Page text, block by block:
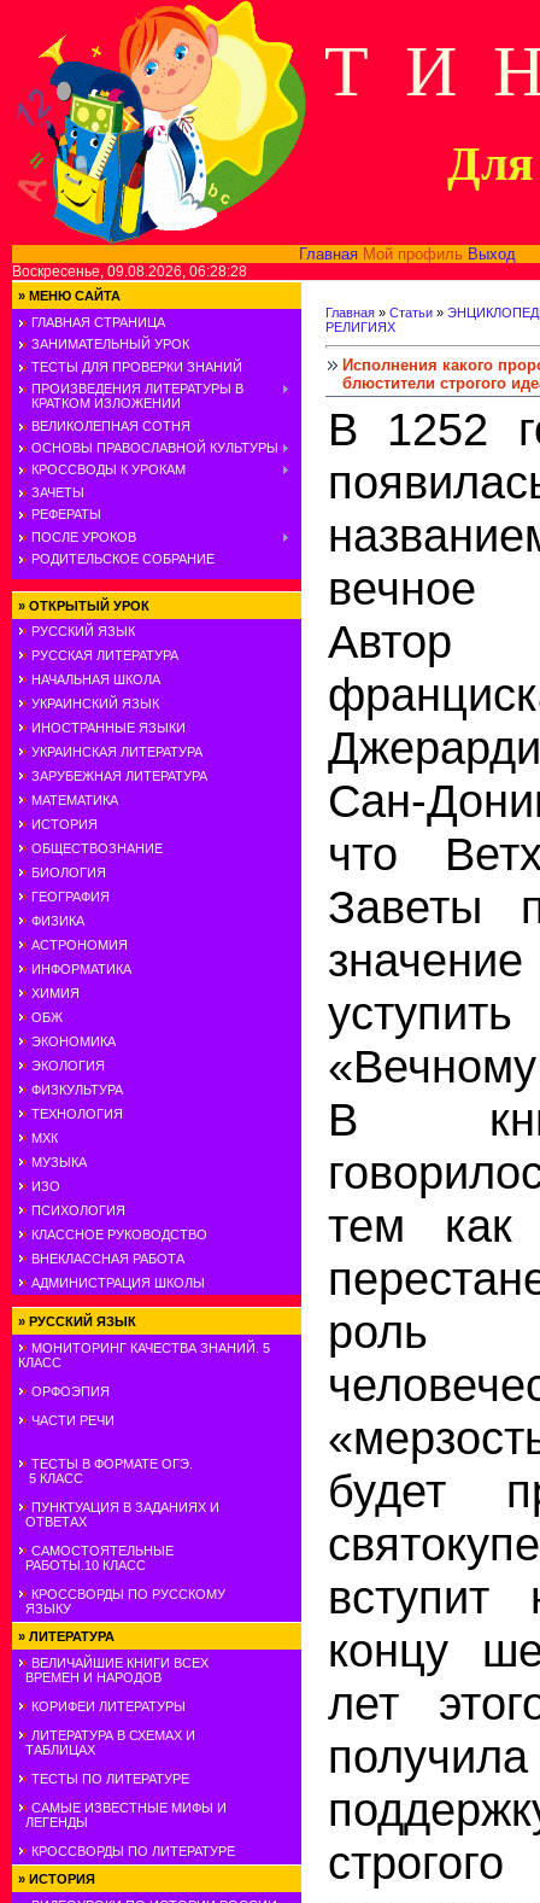
Т И
Для
Главная Мой профиль Выход
Воскресенье, 09.08.2026, 06:28:28
» МЕНЮ САЙТА
ГЛАВНАЯ СТРАНИЦА
ЗАНИМАТЕЛЬНЫЙ УРОК
ТЕСТЫ ДЛЯ ПРОВЕРКИ ЗНАНИЙ
ПРОИЗВЕДЕНИЯ ЛИТЕРАТУРЫ В
КРАТКОМ ИЗЛОЖЕНИИ
ВЕЛИКОЛЕПНАЯ СОТНЯ
ОСНОВЫ ПРАВОСЛАВНОЙ КУЛЬТУРЫ
КРОССВОДЫ К УРОКАМ
ЗАЧЕТЫ
РЕФЕРАТЫ
ПОСЛЕ УРОКОВ
РОДИТЕЛЬСКОЕ СОБРАНИЕ
» ОТКРЫТЫЙ УРОК
РУССКИЙ ЯЗЫК
РУССКАЯ ЛИТЕРАТУРА
НАЧАЛЬНАЯ ШКОЛА
УКРАИНСКИЙ ЯЗЫК
ИНОСТРАННЫЕ ЯЗЫКИ
УКРАИНСКАЯ ЛИТЕРАТУРА
ЗАРУБЕЖНАЯ ЛИТЕРАТУРА
МАТЕМАТИКА
ИСТОРИЯ
ОБЩЕСТВОЗНАНИЕ
БИОЛОГИЯ
ГЕОГРАФИЯ
ФИЗИКА
АСТРОНОМИЯ
ИНФОРМАТИКА
ХИМИЯ
ОБЖ
ЭКОНОМИКА
ЭКОЛОГИЯ
ФИЗКУЛЬТУРА
ТЕХНОЛОГИЯ
МХК
МУЗЫКА
ИЗО
ПСИХОЛОГИЯ
КЛАССНОЕ РУКОВОДСТВО
ВНЕКЛАССНАЯ РАБОТА
АДМИНИСТРАЦИЯ ШКОЛЫ
» РУССКИЙ ЯЗЫК
МОНИТОРИНГ КАЧЕСТВА ЗНАНИЙ. 5
КЛАСС
ОРФОЭПИЯ
ЧАСТИ РЕЧИ
ТЕСТЫ В ФОРМАТЕ ОГЭ.
5 КЛАСС
ПУНКТУАЦИЯ В ЗАДАНИЯХ И
ОТВЕТАХ
САМОСТОЯТЕЛЬНЫЕ
РАБОТЫ.10 КЛАСС
КРОССВОРДЫ ПО РУССКОМУ
ЯЗЫКУ
» ЛИТЕРАТУРА
ВЕЛИЧАЙШИЕ КНИГИ ВСЕХ
ВРЕМЕН И НАРОДОВ
КОРИФЕИ ЛИТЕРАТУРЫ
ЛИТЕРАТУРА В СХЕМАХ И
ТАБЛИЦАХ
ТЕСТЫ ПО ЛИТЕРАТУРЕ
САМЫЕ ИЗВЕСТНЫЕ МИФЫ И
ЛЕГЕНДЫ
КРОССВОРДЫ ПО ЛИТЕРАТУРЕ
» ИСТОРИЯ
Главная » Статьи »
РЕЛИГИЯХ
Исполнения какого
блюстители строгого
В 1252
вечное
Сан-
что
Заветы
В
тем как
роль
будет
концу
лет